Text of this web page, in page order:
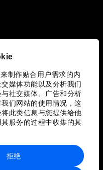
制作贴合用户需求的内
媒体功能以及分析我们
社交媒体、广告和分析
们网站的使用情况，这
此类信息与您提供给他
服务的过程中收集的其
拒绝